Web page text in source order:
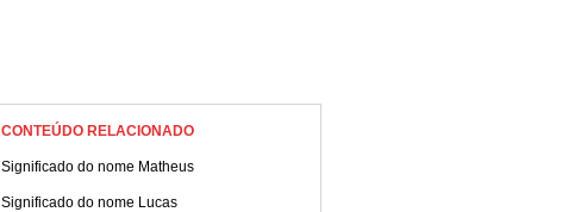
CONTEÚDO RELACIONADO
Significado do nome Matheus
Significado do nome Lucas